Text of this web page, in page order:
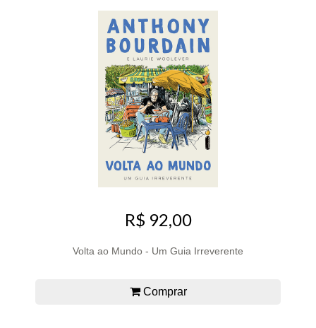
R$ 92,00
Volta ao Mundo - Um Guia Irreverente
Comprar